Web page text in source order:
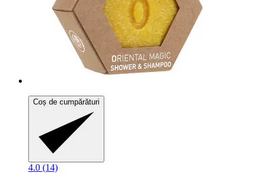
Coș de cumpărături
4.0 (14)